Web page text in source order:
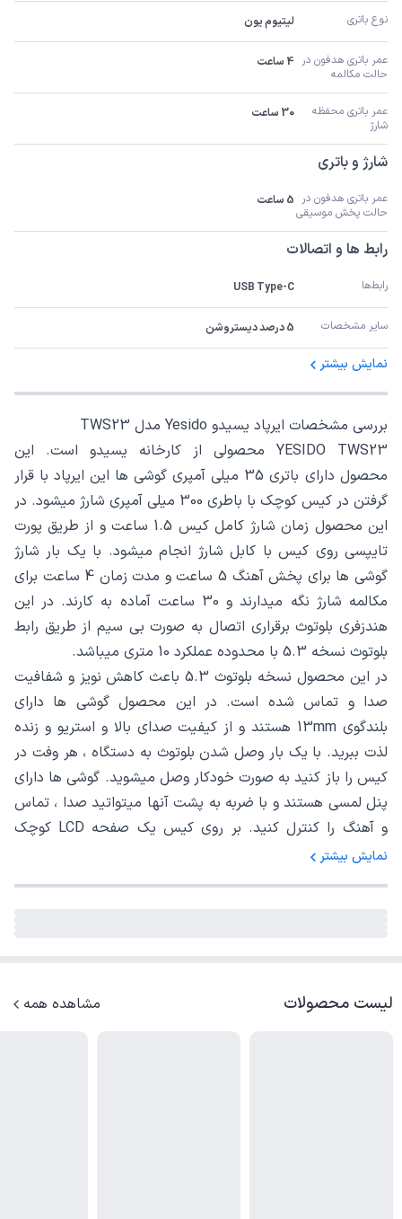
نوع باتری لیتیوم یون
حالت مکالمه
4 ساعت
شارژ
30 ساعت
شارژ و باتری
حالت پخش موسیقی
5 ساعت
رابط ها و اتصالات
رابط‌ها USB Type-C
سایر مشخصات 5 درصد دیستروشن
نمایش بیشتر
بررسی مشخصات ایرپاد یسیدو Yesido مدل TWS23
YESIDO TWS23 محصولی از کارخانه یسیدو است. این
محصول دارای باتری 35 میلی آمپری گوشی ها این ایرپاد با قرار
گرفتن در کیس کوچک با باطری 300 میلی آمپری شارژ میشود. در
این محصول زمان شارژ کامل کیس 1.5 ساعت و از طریق پورت
تایپسی روی کیس با کابل شارژ انجام میشود. با یک بار شارژ
گوشی ها برای پخش آهنگ 5 ساعت و مدت زمان 4 ساعت برای
مکالمه شارژ نگه میدارند و 30 ساعت آماده به کارند. در این
هندزفری بلوتوث برقراری اتصال به صورت بی سیم از طریق رابط
بلوتوث نسخه 5.3 با محدوده عملکرد 10 متری میباشد.
در این محصول نسخه بلوتوث 5.3 باعث کاهش نویز و شفافیت
صدا و تماس شده است. در این محصول گوشی ها دارای
بلندگوی 13mm هستند و از کیفیت صدای بالا و استریو و زنده
لذت ببرید. با یک بار وصل شدن بلوتوث به دستگاه ، هر وفت در
کیس را باز کنید به صورت خودکار وصل میشوید. گوشی ها دارای
پنل لمسی هستند و با ضربه به پشت آنها میتواتید صدا ، تماس
و آهنگ را کنترل کنید. بر روی کیس یک صفحه LCD کوچک
نمایش بیشتر
لیست محصولات مشاهده همه